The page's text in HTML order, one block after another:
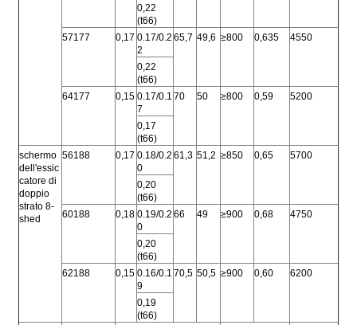
0,22
(t66)
57177
0,17 0.17/0.2
2
65,7 49,6 ≥800 0,635 4550
0,22
(t66)
64177
0,15 0.17/0.1
7
70 50 ≥800 0,59 5200
0,17
(t66)
schermo
dell'essic
catore di
doppio
strato 8-
shed
56188 0,17 0.18/0.2
0
61,3 51,2 ≥850 0,65 5700
0,20
(t66)
60188
0,18 0.19/0.2
0
66 49 ≥900 0,68 4750
0,20
(t66)
62188
0,15 0.16/0.1
9
70,5 50,5 ≥900 0,60 6200
0,19
(t66)